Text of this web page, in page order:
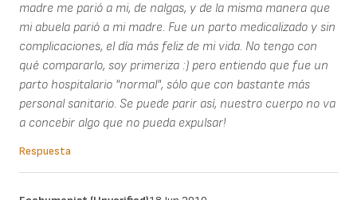
madre me parió a mi, de nalgas, y de la misma manera que
mi abuela parió a mi madre. Fue un parto medicalizado y sin
complicaciones, el día más feliz de mi vida. No tengo con
qué compararlo, soy primeriza :) pero entiendo que fue un
parto hospitalario "normal", sólo que con bastante más
personal sanitario. Se puede parir así, nuestro cuerpo no va
a concebir algo que no pueda expulsar!
Respuesta